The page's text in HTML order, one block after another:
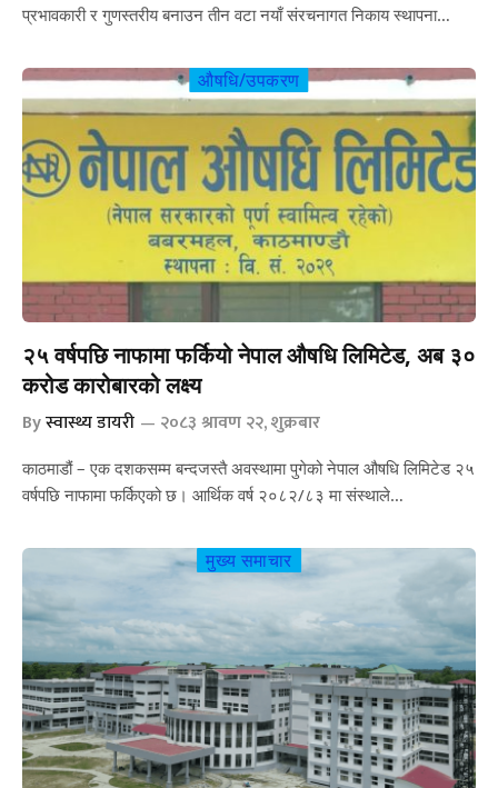
प्रभावकारी र गुणस्तरीय बनाउन तीन वटा नयाँ संरचनागत निकाय स्थापना…
औषधि/उपकरण
२५ वर्षपछि नाफामा फर्कियो नेपाल औषधि लिमिटेड, अब ३०
करोड कारोबारको लक्ष्य
Byस्वास्थ्य डायरी २०८३ श्रावण २२, शुक्रबार
काठमाडौं – एक दशकसम्म बन्दजस्तै अवस्थामा पुगेको नेपाल औषधि लिमिटेड २५
वर्षपछि नाफामा फर्किएको छ। आर्थिक वर्ष २०८२/८३ मा संस्थाले…
मुख्य समाचार